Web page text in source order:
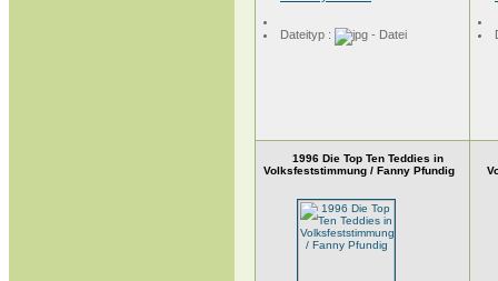
Dateityp :
1996 Die Top Ten Teddies in
Volksfeststimmung / Fanny Pfundig